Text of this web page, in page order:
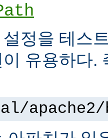
정을 테스
유용하다.